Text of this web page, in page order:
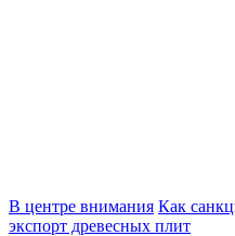
В центре внимания Как
экспорт древесных плит